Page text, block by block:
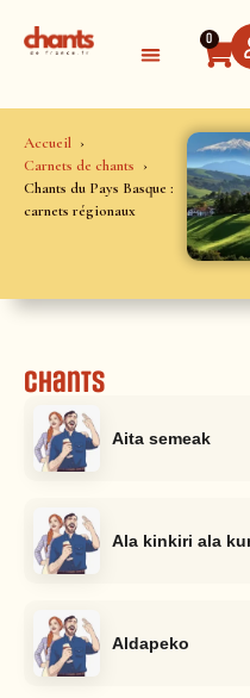
0
Accueil
Carnets de chants
Chants du Pays Basque :
carnets régionaux
Chants
Aita semeak
Ala kinkiri ala
Aldapeko